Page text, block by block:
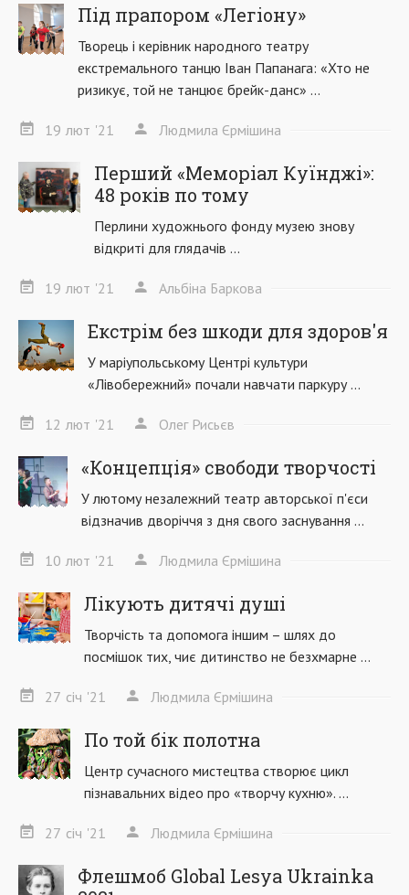
Під прапором «Легіону»
Творець і керівник народного театру
екстремального танцю Іван Папанага: «Хто не
ризикує, той не танцює брейк-данс» ...
19 лют '21 Людмила Єрмішина
Перший «Меморіал Куїнджі»:
48 років по тому
Перлини художнього фонду музею знову
відкриті для глядачів ...
19 лют '21 Альбіна Баркова
Екстрім без шкоди для здоров'я
У маріупольському Центрі культури
«Лівобережний» почали навчати паркуру ...
12 лют '21 Олег Рисьєв
«Концепція» свободи творчості
У лютому незалежний театр авторської п'єси
відзначив дворіччя з дня свого заснування ...
10 лют '21 Людмила Єрмішина
Лікують дитячі душі
Творчість та допомога іншим – шлях до
посмішок тих, чиє дитинство не безхмарне ...
27 січ '21 Людмила Єрмішина
По той бік полотна
Центр сучасного мистецтва створює цикл
пізнавальних відео про «творчу кухню». ...
27 січ '21 Людмила Єрмішина
Флешмоб Global Lesya Ukrainka